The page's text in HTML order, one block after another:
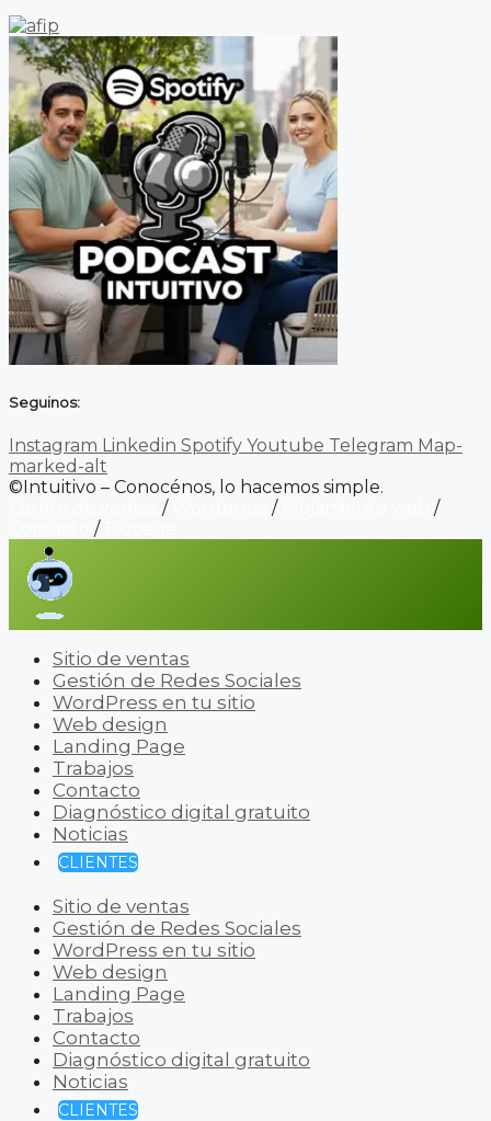
Seguinos:
Instagram Linkedin Spotify Youtube Telegram Map-
marked-alt
©Intuitivo – Conocénos, lo hacemos simple.
/ /
/
/
Sitio de ventas
Gestión de Redes Sociales
WordPress en tu sitio
Web design
Landing Page
Trabajos
Contacto
Diagnóstico digital gratuito
Noticias
CLIENTES
Sitio de ventas
Gestión de Redes Sociales
WordPress en tu sitio
Web design
Landing Page
Trabajos
Contacto
Diagnóstico digital gratuito
Noticias
CLIENTES